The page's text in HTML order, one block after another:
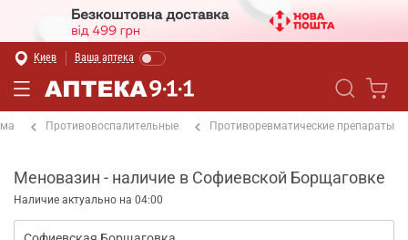
Киев Ваша аптека
Противовоспалительные Противоревматические препараты
Меновазин - наличие в Софиевской Борщаговке
Наличие актуально на 04:00